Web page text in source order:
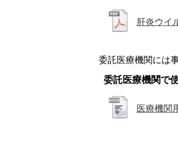
肝炎ウイ
委託医療機関には
委託医療機関で
医療機関